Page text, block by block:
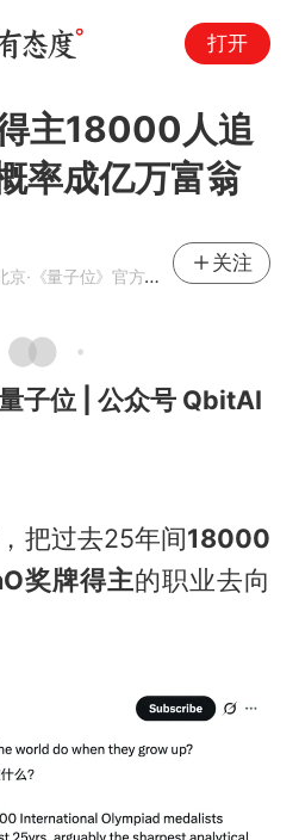
打开
主18000人追
率成亿万富翁
京·《量子位》官方网易号
关注
子位 | 公众号 QbitAI
，把过去25年间18000
奖牌得主的职业去向